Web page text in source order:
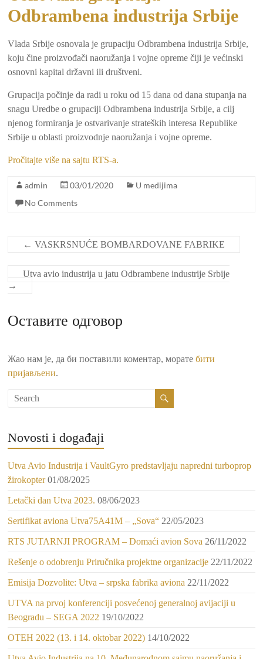
Odbrambena industrija Srbije
Vlada Srbije osnovala je grupaciju Odbrambena industrija Srbije,
koju čine proizvođači naoružanja i vojne opreme čiji je većinski
osnovni kapital državni ili društveni.
Grupacija počinje da radi u roku od 15 dana od dana stupanja na
snagu Uredbe o grupaciji Odbrambena industrija Srbije, a cilj
njenog formiranja je ostvarivanje strateških interesa Republike
Srbije u oblasti proizvodnje naoružanja i vojne opreme.
Pročitajte više na sajtu RTS-a.
admin 03/01/2020
U medijima
No Comments
← VASKRSNUĆE BOMBARDOVANE FABRIKE
Utva avio industrija u jatu Odbrambene industrije Srbije
→
Оставите одговор
Жао нам је, да би поставили коментар, моратебити
пријављени.
Novosti i događaji
Utva Avio Industrija i VaultGyro predstavljaju napredni turboprop
žirokopter 01/08/2025
Letački dan Utva 2023. 08/06/2023
Sertifikat aviona Utva75A41M – „Sova“ 22/05/2023
RTS JUTARNJI PROGRAM – Domaći avion Sova 26/11/2022
Rešenje o odobrenju Priručnika projektne organizacije 22/11/2022
Emisija Dozvolite: Utva – srpska fabrika aviona 22/11/2022
UTVA na prvoj konferenciji posvećenoj generalnoj avijaciji u
Beogradu – SEGA 2022 19/10/2022
OTEH 2022 (13. i 14. oktobar 2022) 14/10/2022